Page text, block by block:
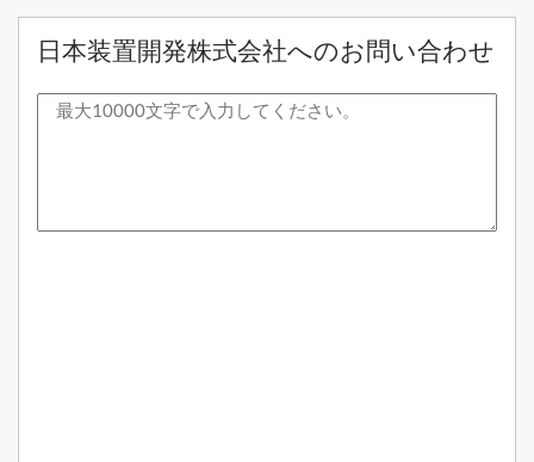
日本装置開発株式会社へのお問い合わせ